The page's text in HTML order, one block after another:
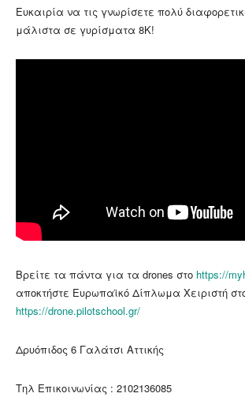
Ευκαιρία να τις γνωρίσετε πολύ
μάλιστα σε γυρίσματα 8Κ!
Βρείτε τα πάντα για τα drones στο https://
αποκτήστε Ευρωπαϊκό Δίπλωμα Χειριστή
https://drone.pilotschool.gr/
Δρυόπιδος 6 Γαλάτσι Αττικής
Τηλ Επικοινωνίας : 2102136085